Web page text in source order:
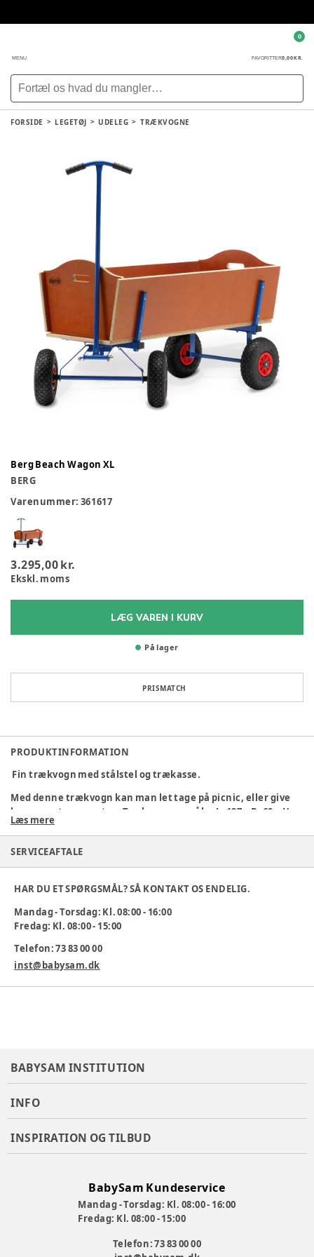
MENU FAVORITTER0,00 KR.
0
FORSIDE LEGETØJ UDELEG TRÆKVOGNE
Berg Beach Wagon XL
BERG
Varenummer: 361617
3.295,00 kr.
Ekskl. moms
LÆG VAREN I KURV
På lager
PRISMATCH
PRODUKTINFORMATION
Fin trækvogn med stålstel og trækasse.
Med denne trækvogn kan man let tage på picnic, eller give
kammeraterne en tur. Trækvognen måler L: 127 x B: 60 x H:
112 cm.
Vægt 32 kg.
Kan bruges af børn fra 2 år.
Varenummer:361617
Læs mere
SERVICEAFTALE
HAR DU ET SPØRGSMÅL? SÅ KONTAKT OS ENDELIG.
Mandag - Torsdag: Kl. 08:00 - 16:00
Fredag: Kl. 08:00 - 15:00
Telefon: 73 83 00 00
inst@babysam.dk
BABYSAM INSTITUTION
INFO
INSPIRATION OG TILBUD
BabySam Kundeservice
Mandag - Torsdag: Kl. 08:00 - 16:00
Fredag: Kl. 08:00 - 15:00
Telefon: 73 83 00 00